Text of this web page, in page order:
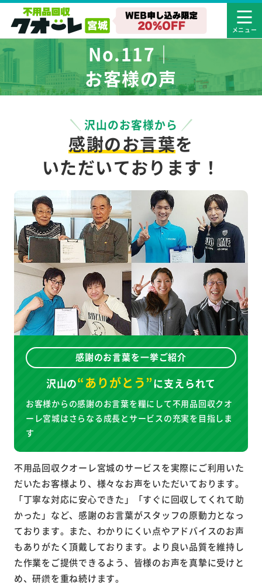
No.117｜
お客様の声
沢山のお客様から
感謝のお言葉を
いただいております！
感謝のお言葉を一挙ご紹介
沢山の“ありがとう”に支えられて
お客様からの感謝のお言葉を糧にして不用品回収クオ
ーレ宮城はさらなる成長とサービスの充実を目指しま
す
不用品回収クオーレ宮城のサービスを実際にご利用いた
だいたお客様より、様々なお声をいただいております。
「丁寧な対応に安心できた」「すぐに回収してくれて助
かった」など、感謝のお言葉がスタッフの原動力となっ
ております。また、わかりにくい点やアドバイスのお声
もありがたく頂戴しております。より良い品質を維持し
た作業をご提供できるよう、皆様のお声を真摯に受けと
め、研鑽を重ね続けます。